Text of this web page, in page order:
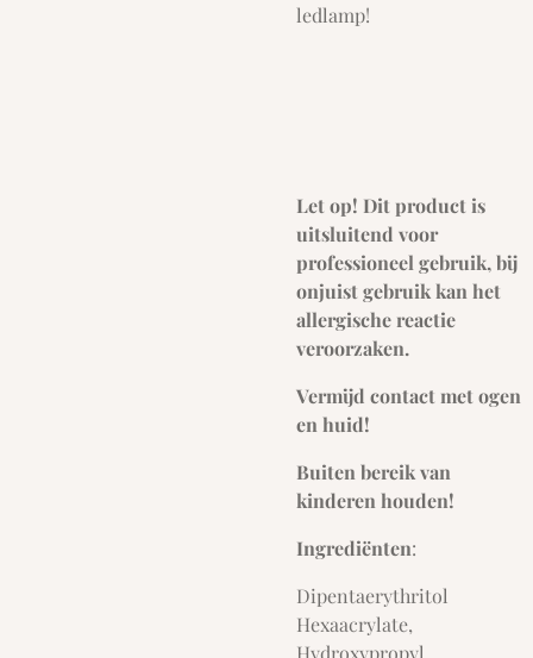
ledlamp!
Let op! Dit product is
uitsluitend voor
professioneel gebruik, bij
onjuist gebruik kan het
allergische reactie
veroorzaken.
Vermijd contact met ogen
en huid!
Buiten bereik van
kinderen houden!
Ingrediënten:
Dipentaerythritol
Hexaacrylate,
Hydroxypropyl